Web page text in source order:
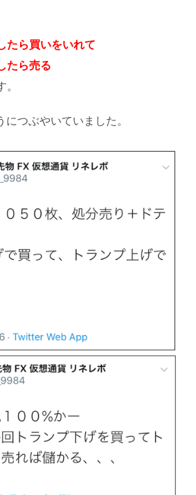
たら買いをいれて
たら売る
つぶやいていました。